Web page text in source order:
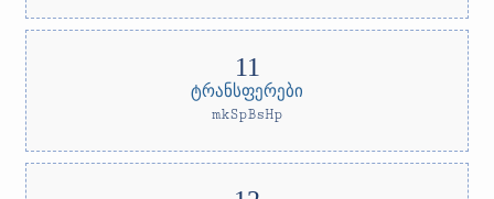
ტრანსფერები
mkSpBsHp